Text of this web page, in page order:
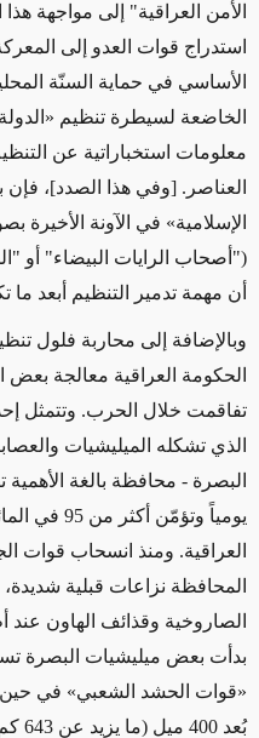
الأمن العراقية" إلى مواجهة
استدراج قوات العدو إلى
الأساسي في حماية السنّة
الخاضعة لسيطرة تنظيم
معلومات استخباراتية عن
العناصر. [وفي هذا الصدد]، فإن
الإسلامية» في الآونة
("أصحاب الرايات البيضاء" أو
أن مهمة تدمير التنظيم أبعد ما
وبالإضافة إلى محاربة فلول
الحكومة العراقية معالجة بعض
تفاقمت خلال الحرب. وتتمثل
الذي تشكله الميليشيات
يومياً
المحافظة نزاعات قبلية
الصاروخية وقذائف الهاون
بدأت بعض ميليشيات البصرة
«قوات الحشد الشعبي» في حين